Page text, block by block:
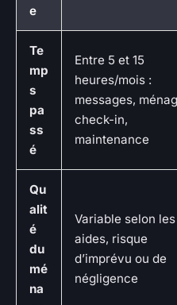
e
Te
mp
s
pa
ss
é
Entre 5 et 15
heures/mois :
messages,
check-in,
maintenance
Qu
alit
é
du
mé
na
Variable selon les
aides, risque
d’imprévu ou de
négligence